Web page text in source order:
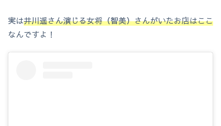
実は井川遥さん演じる女将（智美）さんがいたお店はここ
なんですよ！